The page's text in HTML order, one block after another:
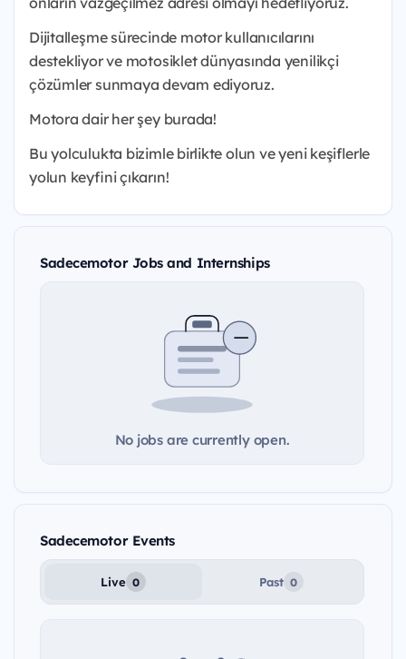
Dijitalleşme sürecinde motor kullanıcılarını
destekliyor ve motosiklet dünyasında yenilikçi
çözümler sunmaya devam ediyoruz.
Motora dair her şey burada!
Bu yolculukta bizimle birlikte olun ve yeni keşiflerle
yolun keyfini çıkarın!
Sadecemotor Jobs and Internships
No jobs are currently open.
Sadecemotor Events
Live 0 Past 0